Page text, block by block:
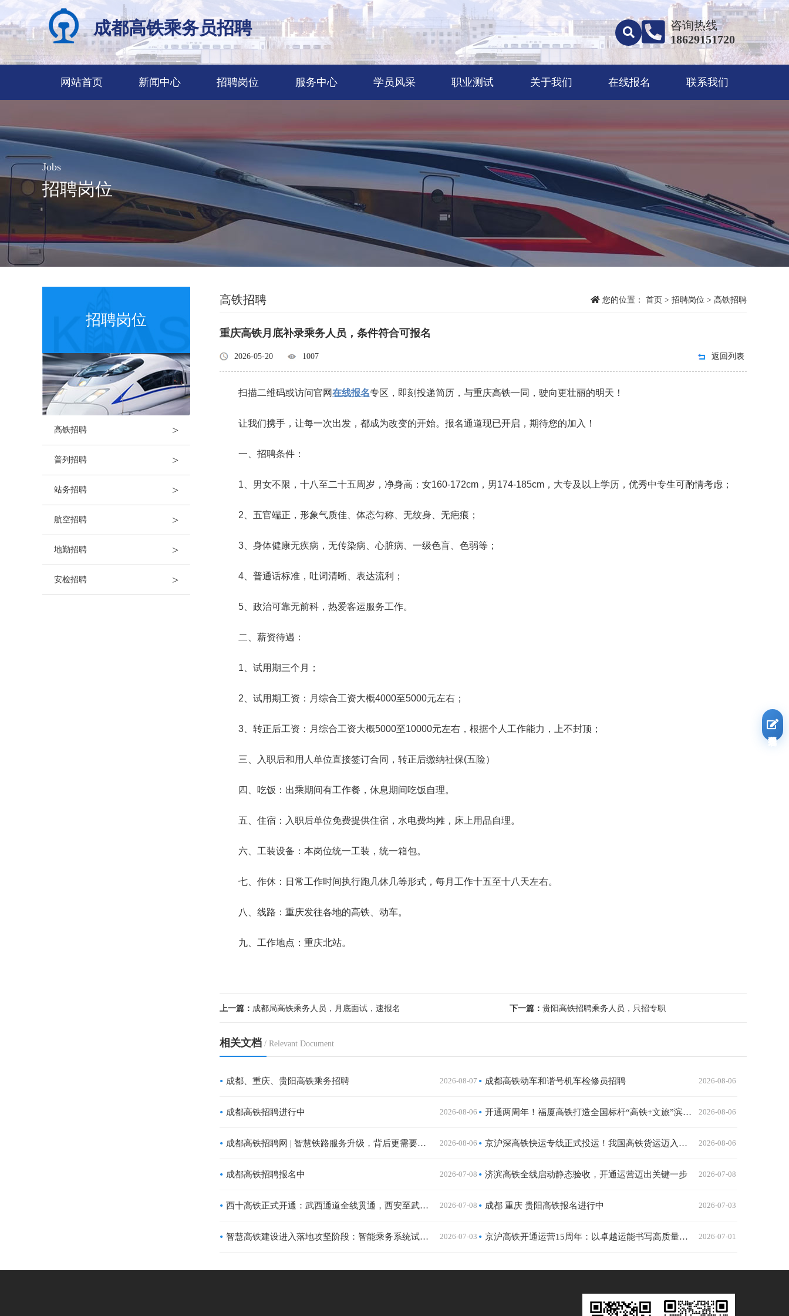
成都高铁乘务员招聘
咨询热线
18629151720
网站首页 新闻中心 招聘岗位 服务中心 学员风采 职业测试 关于我们 在线报名 联系我们
Jobs
招聘岗位
招聘岗位
高铁招聘 >
普列招聘 >
站务招聘 >
航空招聘 >
地勤招聘 >
安检招聘 >
高铁招聘 您的位置： 首页 > 招聘岗位 > 高铁招聘
重庆高铁月底补录乘务人员，条件符合可报名
2026-05-20 1007 返回列表
扫描二维码或访问官网在线报名专区，即刻投递简历，与重庆高铁一同，驶向更壮丽的明天！‌
让我们携手，让每一次出发，都成为改变的开始。‌报名通道现已开启，期待您的加入！
一、招聘条件：
1、男女不限，十八至二十五周岁，净身高：女160-172cm，男174-185cm，大专及以上学历，优秀中专生可酌情考虑；
2、五官端正，形象气质佳、体态匀称、无纹身、无疤痕；
3、身体健康无疾病，无传染病、心脏病、一级色盲、色弱等；
4、普通话标准，吐词清晰、表达流利；
5、政治可靠无前科，热爱客运服务工作。
二、薪资待遇：
1、试用期三个月；
2、试用期工资：月综合工资大概4000至5000元左右；
3、转正后工资：月综合工资大概5000至10000元左右，根据个人工作能力，上不封顶；
三、入职后和用人单位直接签订合同，转正后缴纳社保(五险）
四、吃饭：出乘期间有工作餐，休息期间吃饭自理。
五、住宿：入职后单位免费提供住宿，水电费均摊，床上用品自理。
六、工装设备：本岗位统一工装，统一箱包。
七、作休：日常工作时间执行跑几休几等形式，每月工作十五至十八天左右。
八、线路：重庆发往各地的高铁、动车。
九、工作地点：重庆北站。
上一篇： 成都局高铁乘务人员，月底面试，速报名 下一篇： 贵阳高铁招聘乘务人员，只招专职
相关文档 / Relevant Document
成都、重庆、贵阳高铁乘务招聘 2026-08-07 成都高铁动车和谐号机车检修员招聘 2026-08-06
成都高铁招聘进行中 2026-08-06 开通两周年！福厦高铁打造全国标杆“高铁+文旅”滨海黄金通道 2026-08-06
成都高铁招聘网 | 智慧铁路服务升级，背后更需要有温度的你 2026-08-06 京沪深高铁快运专线正式投运！我国高铁货运迈入规模化发展新时代 2026-08-06
成都高铁招聘报名中 2026-07-08 济滨高铁全线启动静态验收，开通运营迈出关键一步 2026-07-08
西十高铁正式开通：武西通道全线贯通，西安至武汉最快2小时41分 2026-07-08 成都 重庆 贵阳高铁报名进行中 2026-07-03
智慧高铁建设进入落地攻坚阶段：智能乘务系统试点运行，复合型乘务岗位成职业新风口 2026-07-03 京沪高铁开通运营15周年：以卓越运能书写高质量发展答卷，以优质服务惠及亿万旅客出行 2026-07-01
我要报名